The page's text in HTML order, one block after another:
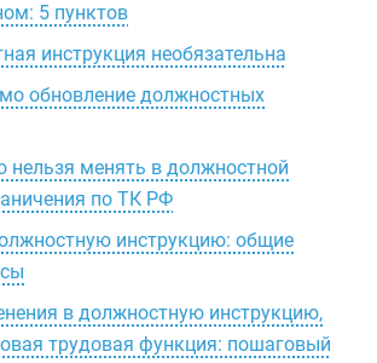
5 пунктов
инструкция необязательна
обновление должностных
нельзя менять в должностной
по ТК РФ
инструкцию: общие
в должностную инструкцию,
трудовая функция: пошаговый